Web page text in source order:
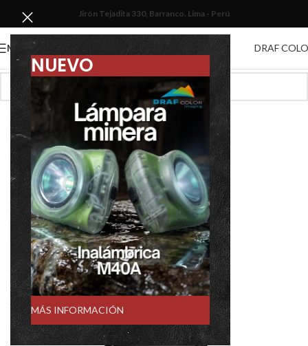
NUEVO
MÁS INFORMACIÓN
Jirón Tejadita 330, Barranco. Lima - Perú
MENU DRAF